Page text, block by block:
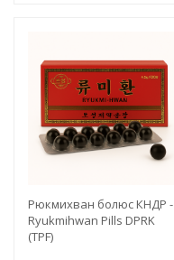
Рюкмихван болюс КНДР -
Ryukmihwan Pills DPRK
(TPF)